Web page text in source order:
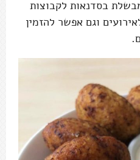
בסדנאות לקבוצות
וגם אפשר להזמין